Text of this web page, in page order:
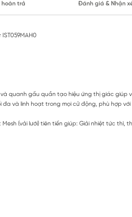
hoàn trả Đánh giá & Nhận
quanh gấu quần tạo hiệu ứng thị giác giúp
đa và linh hoạt trong mọi cử động, phù hợp
(vải lưới) tiên tiến giúp: Giải nhiệt tức thì,